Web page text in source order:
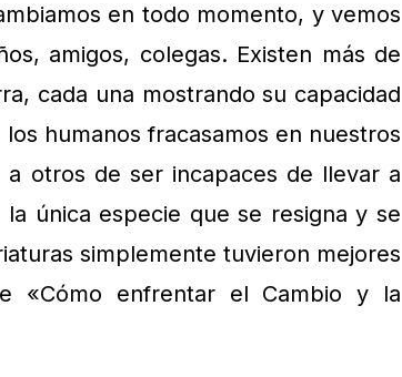
en todo momento, y vemos
amigos, colegas. Existen más de
cada una mostrando su capacidad
humanos fracasamos en nuestros
otros de ser incapaces de llevar a
única especie que se resigna y se
simplemente tuvieron mejores
«Cómo enfrentar el Cambio y la